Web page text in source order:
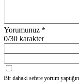
Yorumunuz *
0/30 karakter
Bir dahaki sefere yorum